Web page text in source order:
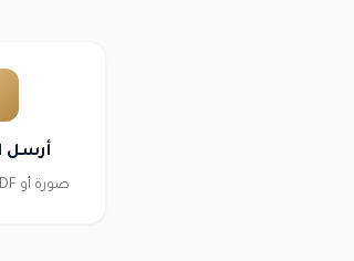
أرسل
صورة أو PDF عبر واتساب